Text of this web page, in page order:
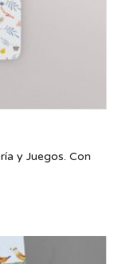
y Juegos. Con